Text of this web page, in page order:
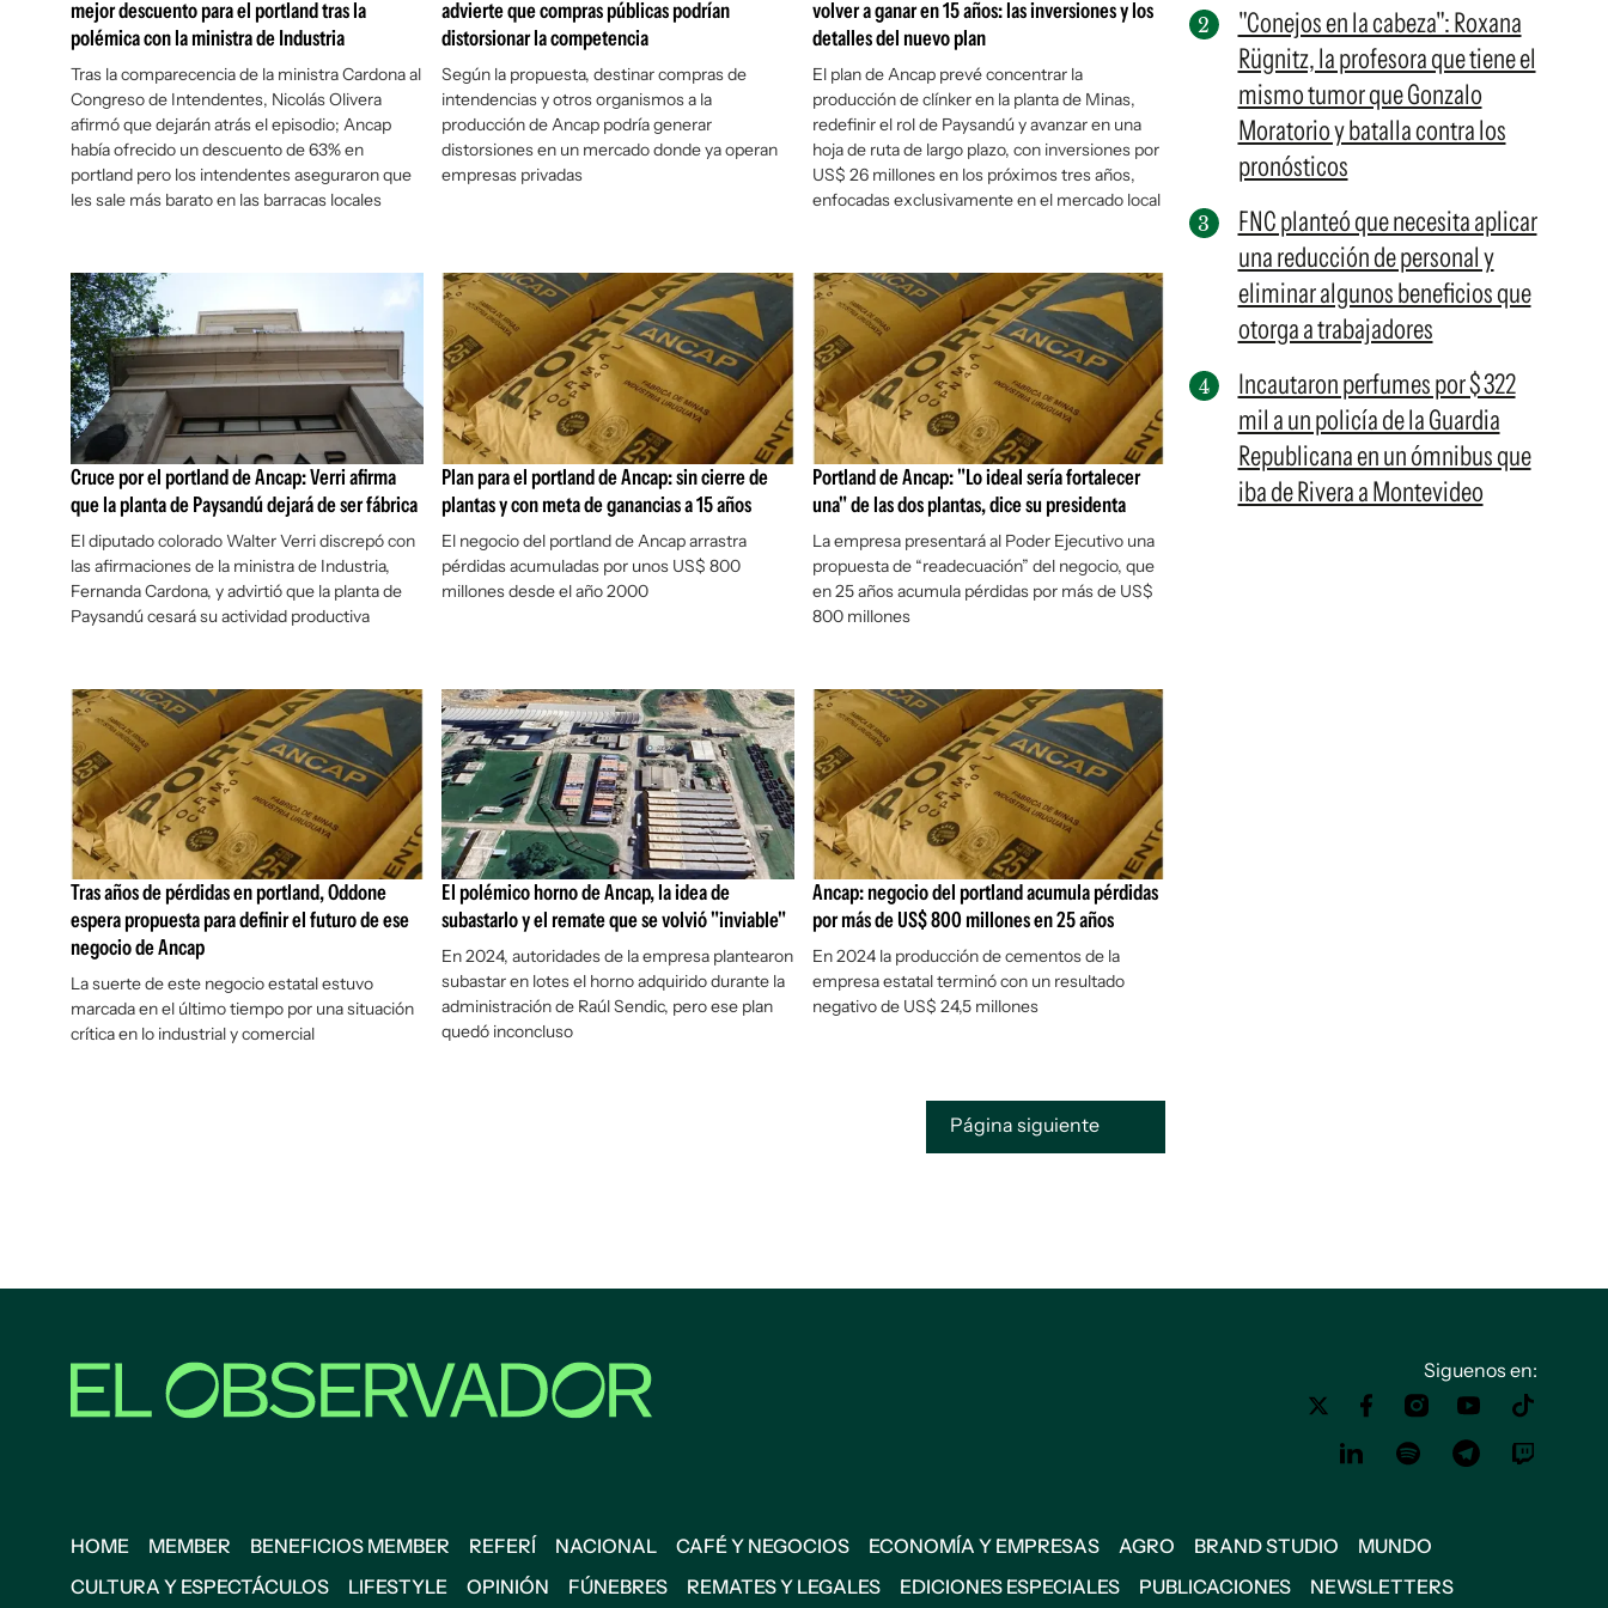
mejor descuento para el portland tras la
polémica con la ministra de Industria
Tras la comparecencia de la ministra Cardona al
Congreso de Intendentes, Nicolás Olivera
afirmó que dejarán atrás el episodio; Ancap
había ofrecido un descuento de 63% en
portland pero los intendentes aseguraron que
les sale más barato en las barracas locales
advierte que compras públicas podrían
distorsionar la competencia
Según la propuesta, destinar compras de
intendencias y otros organismos a la
producción de Ancap podría generar
distorsiones en un mercado donde ya operan
empresas privadas
volver a ganar en 15 años: las inversiones y los
detalles del nuevo plan
El plan de Ancap prevé concentrar la
producción de clínker en la planta de Minas,
redefinir el rol de Paysandú y avanzar en una
hoja de ruta de largo plazo, con inversiones por
US$ 26 millones en los próximos tres años,
enfocadas exclusivamente en el mercado local
Cruce por el portland de Ancap: Verri afirma
que la planta de Paysandú dejará de ser fábrica
El diputado colorado Walter Verri discrepó con
las afirmaciones de la ministra de Industria,
Fernanda Cardona, y advirtió que la planta de
Paysandú cesará su actividad productiva
Plan para el portland de Ancap: sin cierre de
plantas y con meta de ganancias a 15 años
El negocio del portland de Ancap arrastra
pérdidas acumuladas por unos US$ 800
millones desde el año 2000
Portland de Ancap: "Lo ideal sería fortalecer
una" de las dos plantas, dice su presidenta
La empresa presentará al Poder Ejecutivo una
propuesta de “readecuación” del negocio, que
en 25 años acumula pérdidas por más de US$
800 millones
Tras años de pérdidas en portland, Oddone
espera propuesta para definir el futuro de ese
negocio de Ancap
La suerte de este negocio estatal estuvo
marcada en el último tiempo por una situación
crítica en lo industrial y comercial
El polémico horno de Ancap, la idea de
subastarlo y el remate que se volvió "inviable"
En 2024, autoridades de la empresa plantearon
subastar en lotes el horno adquirido durante la
administración de Raúl Sendic, pero ese plan
quedó inconcluso
Ancap: negocio del portland acumula pérdidas
por más de US$ 800 millones en 25 años
En 2024 la producción de cementos de la
empresa estatal terminó con un resultado
negativo de US$ 24,5 millones
Página siguiente
"Conejos en la cabeza": Roxana
Rügnitz, la profesora que tiene el
mismo tumor que Gonzalo
Moratorio y batalla contra los
pronósticos
FNC planteó que necesita aplicar
una reducción de personal y
eliminar algunos beneficios que
otorga a trabajadores
Incautaron perfumes por $ 322
mil a un policía de la Guardia
Republicana en un ómnibus que
iba de Rivera a Montevideo
Siguenos en:
HOME MEMBER BENEFICIOS MEMBER REFERÍ NACIONAL CAFÉ Y NEGOCIOS ECONOMÍA Y EMPRESAS AGRO BRAND STUDIO
MUNDO
CULTURA Y ESPECTÁCULOS
LIFESTYLE OPINIÓN FÚNEBRES REMATES Y LEGALES EDICIONES ESPECIALES PUBLICACIONES NEWSLETTERS